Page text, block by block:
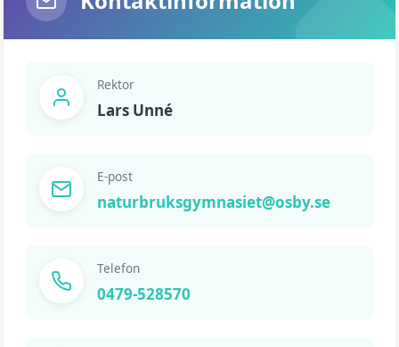
Rektor
Lars Unné
E-post
naturbruksgymnasiet@osby.se
Telefon
0479-528570